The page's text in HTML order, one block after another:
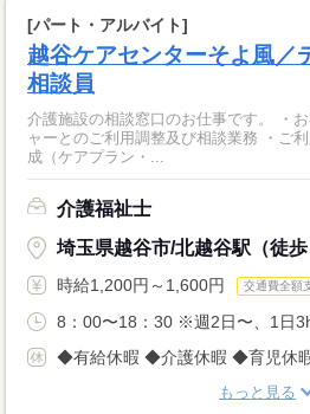
[パート・アルバイト]
越谷ケアセンターそよ風／
相談員
介護施設の相談窓口のお仕事です。 ・
ャーとのご利用調整及び相談業務 ・ご
成（ケアプラン・...
介護福祉士
埼玉県越谷市/北越谷駅（徒歩
時給1,200円～1,600円 交通費全額
8：00〜18：30 ※週2日〜、1日
◆有給休暇 ◆介護休暇 ◆育児休
もっと見る